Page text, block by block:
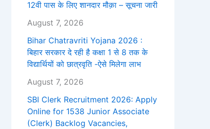
12वी पास के लिए शानदार मौक़ा – सूचना जारी
August 7, 2026
Bihar Chatravriti Yojana 2026 :
बिहार सरकार दे रही है कक्षा 1 से 8 तक के
विद्यार्थियों को छात्रवृति -ऐसे मिलेगा लाभ
August 7, 2026
SBI Clerk Recruitment 2026: Apply
Online for 1538 Junior Associate
(Clerk) Backlog Vacancies,